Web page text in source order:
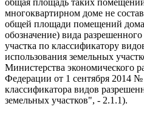
общая площадь таких
многоквартирном доме не
общей площади помещений
обозначение) вида
участка по классификатору
использования земельных
Министерства экономического
Федерации от 1 сентября 2014
классификатора видов
земельных участков", - 2.1.1).